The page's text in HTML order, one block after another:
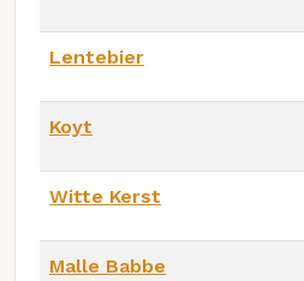
Lentebier
Koyt
Witte Kerst
Malle Babbe